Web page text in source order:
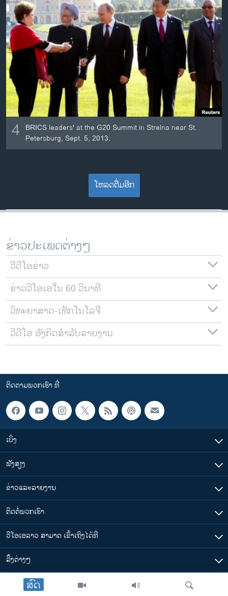
ສົດ
4 BRICS leaders' at the G20 Summit in Strelna near St.
Petersburg, Sept. 5, 2013.
ໂຫລດຕື່ມອີກ
ຂ່າວປະເພດຕ່າງໆ
ວີດີໂອຂ່າວ
ຂ່າວວີໂອເອໃນ 60 ວິນາທີ
ວິທະຍາສາດ-ເທັກໂນໂລຈີ
ວີດີໂອ ອັງກິດສຳລັບລາຍງານ
ຕິດຕາມພວກເຮົາ ທີ່
ເບິ່ງ
ຟັງສຽງ
ຂ່າວແລະລາຍງານ
ຕິດຕໍ່ພວກເຮົາ
ວີໂອເອລາວ ສາມາດ ເຂົ້າເຖິງໄດ້ທີ່
​ລິ້ງ​ຕ່າງໆ
ຕາມເວລາໃນລາວ